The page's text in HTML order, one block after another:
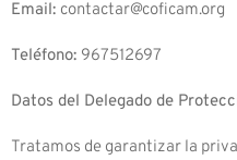
Email: contactar@coficam.org
Teléfono: 967512697
Datos del Delegado de
Tratamos de garantizar la